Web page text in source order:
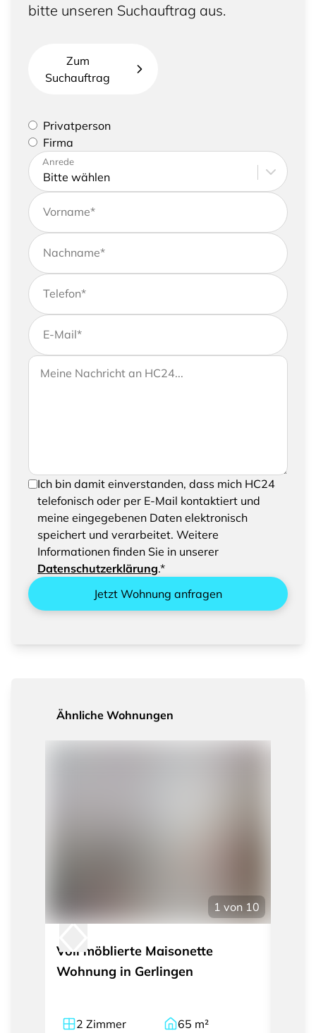
bitte unseren Suchauftrag aus.
Zum
Suchauftrag
Bitte geben Sie an, ob Sie eine Privatperson sind
oder eine Firma vertreten
Privatperson
Firma
Bitte tragen Sie Ihre Adresse sowie
Kontaktdaten ein
Anrede
Vorname*
Nachname*
Telefon*
E-Mail*
Wenn Sie uns weitere Informationen zukommen
lassen möchten, können Sie Ihrer Anfrage gerne
Ihre Nachricht an HC24
Um Ihre Anfrage senden zu können, bestätigen
Sie bitte das Speichern und Verarbeiten Ihrer
eingegebenen Daten
Ich bin damit einverstanden, dass mich HC24
telefonisch oder per E-Mail kontaktiert und
meine eingegebenen Daten elektronisch
speichert und verarbeitet. Weitere
Informationen finden Sie in unserer
Datenschutzerklärung.*
Jetzt Wohnung anfragen
Ähnliche Wohnungen
1 von 10
Voll möblierte Maisonette
Wohnung in Gerlingen
2 Zimmer 65 m²